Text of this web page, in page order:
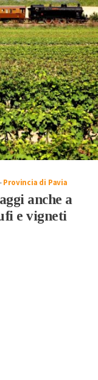
-Provincia di Pavia
anche a
e vigneti